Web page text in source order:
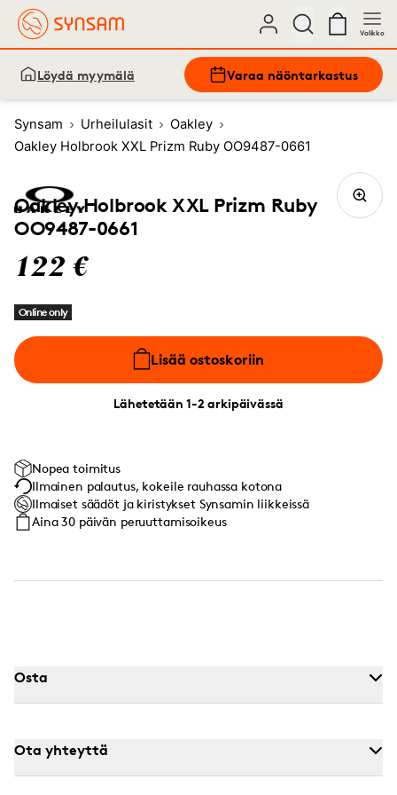
Valikko
Löydä myymälä Varaa näöntarkastus
Synsam Urheilulasit
Oakley
Oakley Holbrook XXL Prizm Ruby OO9487-0661
Oakley Holbrook XXL Prizm Ruby
OO9487-0661
122 €
Online only
Lisää ostoskoriin
Lähetetään 1-2 arkipäivässä
Nopea toimitus
Ilmainen palautus, kokeile rauhassa kotona
Ilmaiset säädöt ja kiristykset Synsamin liikkeissä
Aina 30 päivän peruuttamisoikeus
Osta
Ota yhteyttä